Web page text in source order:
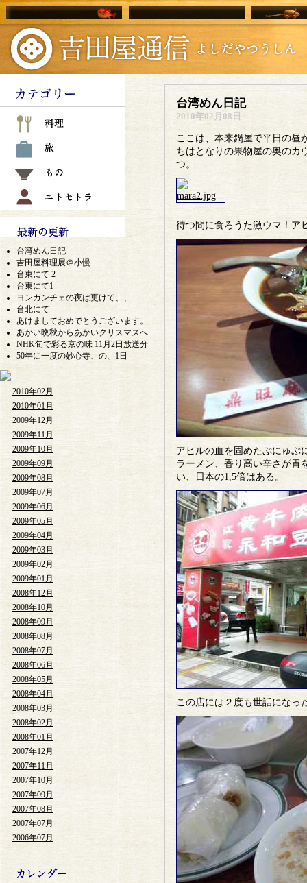
台湾めん日記
吉田屋料理展＠小慢
台東にて 2
台東にて1
ヨンカンチェの夜は更けて、、
台北にて
あけましておめでとうございます。
あかい晩秋からあかいクリスマスへ
NHK旬で彩る京の味 11月2日放送分
50年に一度の妙心寺、の、1日
2010年02月
2010年01月
2009年12月
2009年11月
2009年10月
2009年09月
2009年08月
2009年07月
2009年06月
2009年05月
2009年04月
2009年03月
2009年02月
2009年01月
2008年12月
2008年10月
2008年09月
2008年08月
2008年07月
2008年06月
2008年05月
2008年04月
2008年03月
2008年02月
2008年01月
2007年12月
2007年11月
2007年10月
2007年09月
2007年08月
2007年07月
2006年07月
台湾めん日記
2010年02月08日
ここは、本来鍋屋で平日の昼
ちはとなりの果物屋の奥のカ
つ。
待つ間に食ろうた激ウマ！ア
アヒルの血を固めたぷにゅぷ
ラーメン、香り高い辛さが胃
い、日本の1,5倍はある。
この店には２度も世話になっ